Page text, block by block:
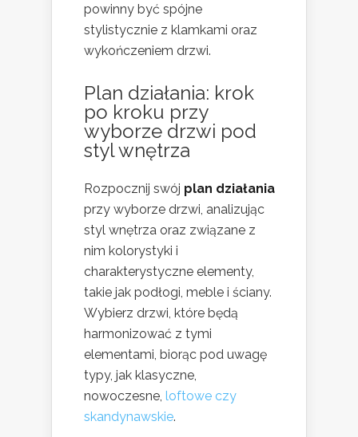
powinny być spójne
stylistycznie z klamkami oraz
wykończeniem drzwi.
Plan działania: krok
po kroku przy
wyborze drzwi pod
styl wnętrza
Rozpocznij swój plan działania
przy wyborze drzwi, analizując
styl wnętrza oraz związane z
nim kolorystyki i
charakterystyczne elementy,
takie jak podłogi, meble i ściany.
Wybierz drzwi, które będą
harmonizować z tymi
elementami, biorąc pod uwagę
typy, jak klasyczne,
nowoczesne, loftowe czy
skandynawskie.